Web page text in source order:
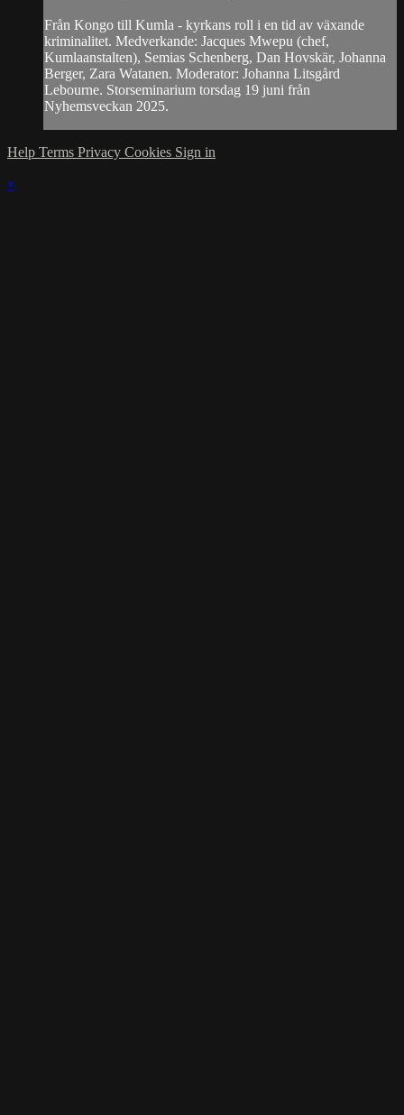
Från Kongo till Kumla - kyrkans roll i en tid av växande
kriminalitet. Medverkande: Jacques Mwepu (chef,
Kumlaanstalten), Semias Schenberg, Dan Hovskär, Johanna
Berger, Zara Watanen. Moderator: Johanna Litsgård
Lebourne. Storseminarium torsdag 19 juni från
Nyhemsveckan 2025.
Help Terms Privacy Cookies Sign in
×